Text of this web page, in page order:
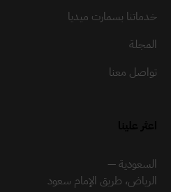
خدماتنا بسمارت ميديا
المجلة
تواصل معنا
السعودية —
الرياض، طريق الإمام سعود